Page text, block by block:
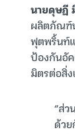
นายดุษฎี
ผลิตภัณฑ์
ฟุตพริ้นท์
ป้องกันอัค
มิตรต่อสิ่
“ส่
ด้ว